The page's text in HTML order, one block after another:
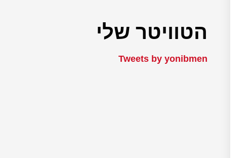
הטוויטר שלי
Tweets by yonibmen